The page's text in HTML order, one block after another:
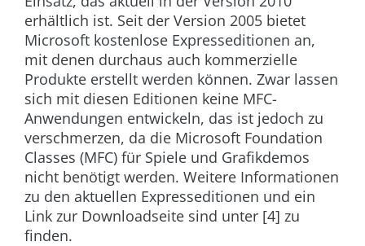
erhältlich ist. Seit der Version 2005 bietet
Microsoft kostenlose Expresseditionen an,
mit denen durchaus auch kommerzielle
Produkte erstellt werden können. Zwar lassen
sich mit diesen Editionen keine MFC-
Anwendungen entwickeln, das ist jedoch zu
verschmerzen, da die Microsoft Foundation
Classes (MFC) für Spiele und Grafikdemos
nicht benötigt werden. Weitere Informationen
zu den aktuellen Expresseditionen und ein
Link zur Downloadseite sind unter [4] zu
finden.